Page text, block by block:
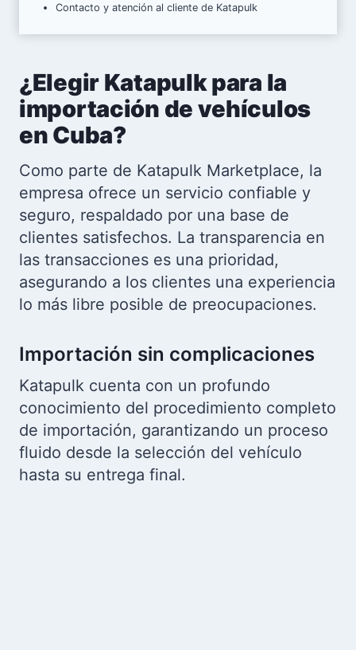
Contacto y atención al cliente de Katapulk
¿Elegir Katapulk para la
importación de vehículos
en Cuba?
Como parte de Katapulk Marketplace, la
empresa ofrece un servicio confiable y
seguro, respaldado por una base de
clientes satisfechos. La transparencia en
las transacciones es una prioridad,
asegurando a los clientes una experiencia
lo más libre posible de preocupaciones.
Importación sin complicaciones
Katapulk cuenta con un profundo
conocimiento del procedimiento completo
de importación, garantizando un proceso
fluido desde la selección del vehículo
hasta su entrega final.